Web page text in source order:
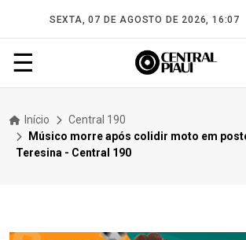
SEXTA, 07 DE AGOSTO DE 2026, 16:07
☰
Início
Central 190
Músico morre após colidir moto em
Teresina - Central 190